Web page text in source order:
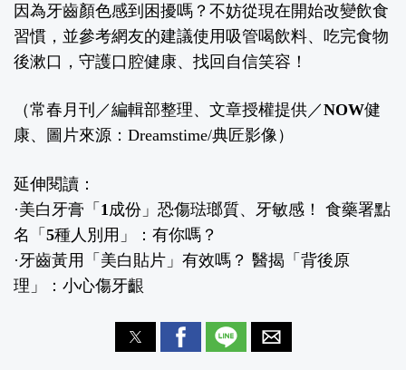
因為牙齒顏色感到困擾嗎？不妨從現在開始改變飲食
習慣，並參考網友的建議使用吸管喝飲料、吃完食物
後漱口，守護口腔健康、找回自信笑容！
（常春月刊／編輯部整理、文章授權提供／NOW健
康、圖片來源：Dreamstime/典匠影像）
延伸閱讀：
·美白牙膏「1成份」恐傷琺瑯質、牙敏感！ 食藥署點
名「5種人別用」：有你嗎？
· 牙齒黃用「美白貼片」有效嗎？ 醫揭「背後原
理」：小心傷牙齦